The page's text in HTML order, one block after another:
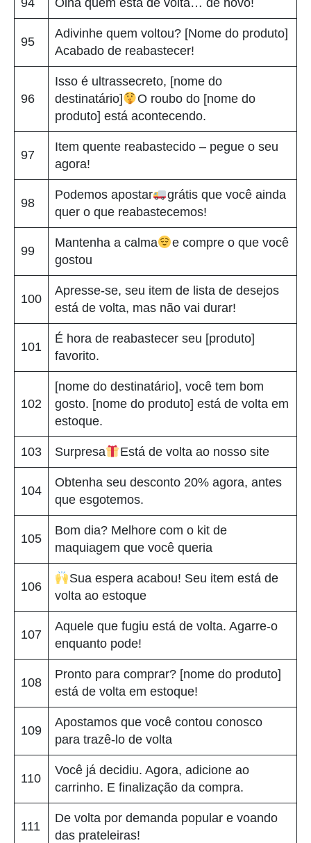
95
Adivinhe quem voltou? [Nome do produto]
Acabado de reabastecer!
96
Isso é ultrassecreto, [nome do
destinatário]
O roubo do [nome do
produto] está acontecendo.
97
Item quente reabastecido – pegue o seu
agora!
98
Podemos apostar
grátis que você ainda
quer o que reabastecemos!
99
Mantenha a calma
e compre o que você
gostou
100
Apresse-se, seu item de lista de desejos
está de volta, mas não vai durar!
101
É hora de reabastecer seu [produto]
favorito.
102
[nome do destinatário], você tem bom
gosto. [nome do produto] está de volta em
estoque.
103 Surpresa Está de volta ao nosso site
104
Obtenha seu desconto 20% agora, antes
que esgotemos.
105
Bom dia? Melhore com o kit de
maquiagem que você queria
106
Sua espera acabou! Seu item está de
volta ao estoque
107
Aquele que fugiu está de volta. Agarre-o
enquanto pode!
108
Pronto para comprar? [nome do produto]
está de volta em estoque!
109
Apostamos que você contou conosco
para trazê-lo de volta
110
Você já decidiu. Agora, adicione ao
carrinho. E finalização da compra.
111
De volta por demanda popular e voando
das prateleiras!